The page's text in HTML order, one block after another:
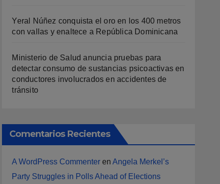
Yeral Núñez conquista el oro en los 400 metros
con vallas y enaltece a República Dominicana
Ministerio de Salud anuncia pruebas para
detectar consumo de sustancias psicoactivas en
conductores involucrados en accidentes de
tránsito
Comentarios Recientes
A WordPress Commenter enAngela Merkel’s
Party Struggles in Polls Ahead of Elections